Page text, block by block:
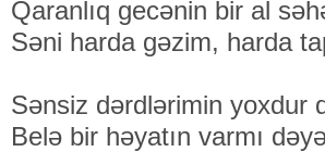
Qaranlıq gecənin bir al
Səni harda gəzim, harda
Sənsiz dərdlərimin yoxdur
Belə bir həyatın varmı